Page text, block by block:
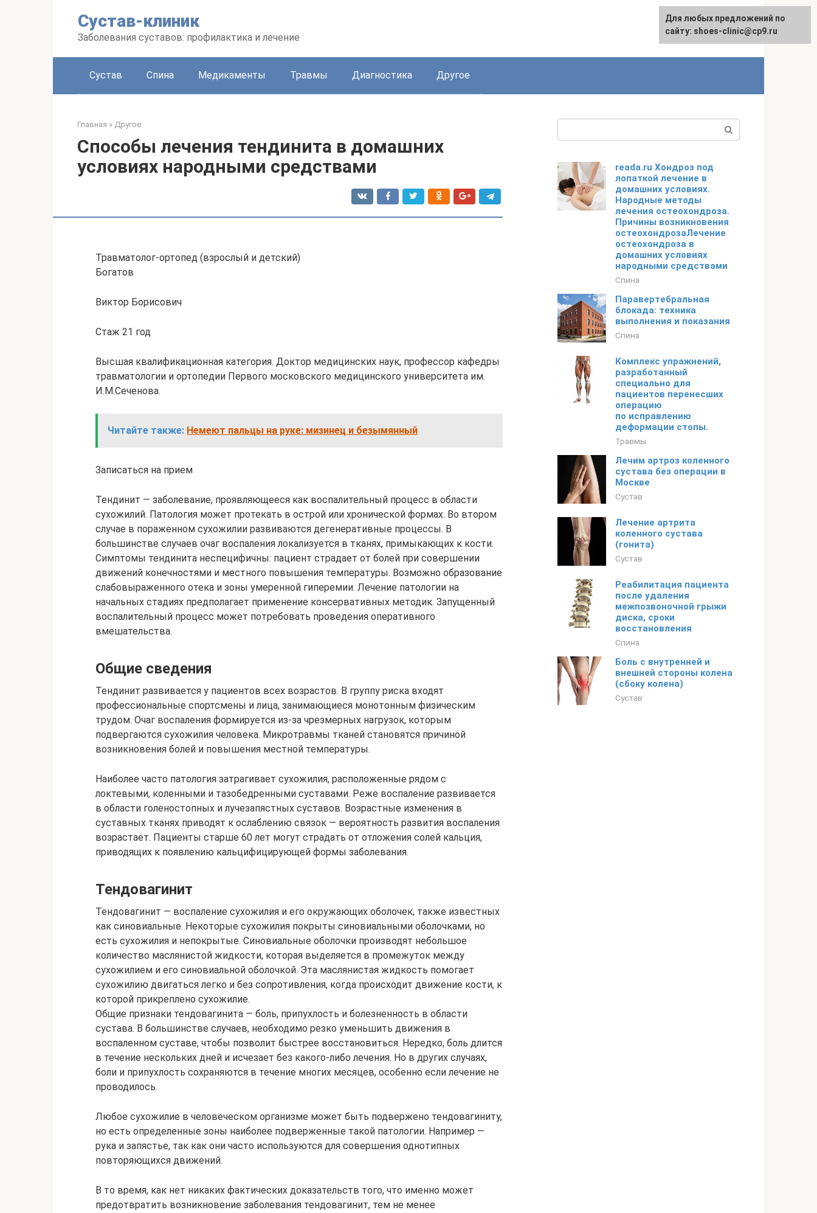
Сустав-клиник
Заболевания суставов: профилактика и лечение
Сустав Спина Медикаменты Травмы Диагностика Другое
Главная » Другое
Способы лечения тендинита в домашних
условиях народными средствами
Травматолог-ортопед (взрослый и детский)
Богатов
Виктор Борисович
Стаж 21 год
Высшая квалификационная категория. Доктор медицинских наук, профессор кафедры
травматологии и ортопедии Первого московского медицинского университета им.
И.М.Сеченова.
Читайте также: Немеют пальцы на руке: мизинец и безымянный
Записаться на прием
Тендинит — заболевание, проявляющееся как воспалительный процесс в области
сухожилий. Патология может протекать в острой или хронической формах. Во втором
случае в пораженном сухожилии развиваются дегенеративные процессы. В
большинстве случаев очаг воспаления локализуется в тканях, примыкающих к кости.
Симптомы тендинита неспецифичны: пациент страдает от болей при совершении
движений конечностями и местного повышения температуры. Возможно образование
слабовыраженного отека и зоны умеренной гиперемии. Лечение патологии на
начальных стадиях предполагает применение консервативных методик. Запущенный
воспалительный процесс может потребовать проведения оперативного
вмешательства.
Общие сведения
Тендинит развивается у пациентов всех возрастов. В группу риска входят
профессиональные спортсмены и лица, занимающиеся монотонным физическим
трудом. Очаг воспаления формируется из-за чрезмерных нагрузок, которым
подвергаются сухожилия человека. Микротравмы тканей становятся причиной
возникновения болей и повышения местной температуры.
Наиболее часто патология затрагивает сухожилия, расположенные рядом с
локтевыми, коленными и тазобедренными суставами. Реже воспаление развивается
в области голеностопных и лучезапястных суставов. Возрастные изменения в
суставных тканях приводят к ослаблению связок — вероятность развития воспаления
возрастает. Пациенты старше 60 лет могут страдать от отложения солей кальция,
приводящих к появлению кальцифицирующей формы заболевания.
Тендовагинит
Тендовагинит — воспаление сухожилия и его окружающих оболочек, также известных
как синовиальные. Некоторые сухожилия покрыты синовиальными оболочками, но
есть сухожилия и непокрытые. Синовиальные оболочки производят небольшое
количество маслянистой жидкости, которая выделяется в промежуток между
сухожилием и его синовиальной оболочкой. Эта маслянистая жидкость помогает
сухожилию двигаться легко и без сопротивления, когда происходит движение кости, к
которой прикреплено сухожилие.
Общие признаки тендовагинита — боль, припухлость и болезненность в области
сустава. В большинстве случаев, необходимо резко уменьшить движения в
воспаленном суставе, чтобы позволит быстрее восстановиться. Нередко, боль длится
в течение нескольких дней и исчезает без какого-либо лечения. Но в других случаях,
боли и припухлость сохраняются в течение многих месяцев, особенно если лечение не
проводилось.
Любое сухожилие в человеческом организме может быть подвержено тендовагиниту,
но есть определенные зоны наиболее подверженные такой патологии. Например —
рука и запястье, так как они часто используются для совершения однотипных
повторяющихся движений.
В то время, как нет никаких фактических доказательств того, что именно может
предотвратить возникновение заболевания тендовагинит, тем не менее
reada.ru Хондроз под
лопаткой лечение в
домашних условиях.
Народные методы
лечения остеохондроза.
Причины возникновения
остеохондрозаЛечение
остеохондроза в
домашних условиях
народными средствами
Спина
Паравертебральная
блокада: техника
выполнения и показания
Спина
Комплекс упражнений,
разработанный
специально для
пациентов перенесших
операцию
по исправлению
деформации стопы.
Травмы
Лечим артроз коленного
сустава без операции в
Москве
Сустав
Лечение артрита
коленного сустава
(гонита)
Сустав
Реабилитация пациента
после удаления
межпозвоночной грыжи
диска, сроки
восстановления
Спина
Боль с внутренней и
внешней стороны колена
(сбоку колена)
Сустав
Для любых предложений по
сайту: shoes-clinic@cp9.ru